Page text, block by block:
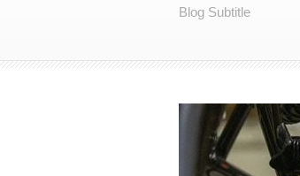
Blog Subtitle